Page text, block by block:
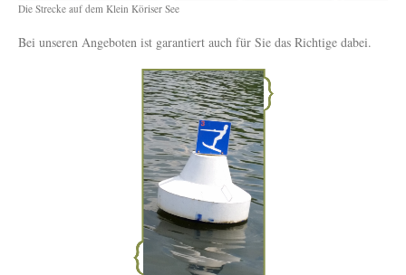
Die Strecke auf dem Klein Köriser See
Bei unseren Angeboten ist garantiert auch für Sie das Richtige dabei.